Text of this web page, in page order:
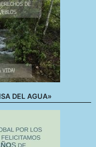
DEL AGUA»